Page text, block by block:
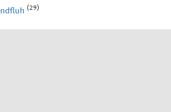
(29)